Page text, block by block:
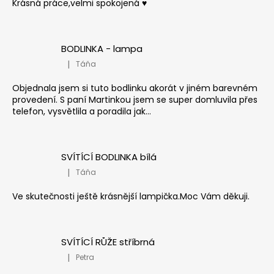
Krásná práce,velmi spokojená ♥️
BODLINKA - lampa
Hodnocení produktu je 5 z 5 hvězdiček.
| Táňa
Objednala jsem si tuto bodlinku akorát v jiném barevném
provedení. S paní Martinkou jsem se super domluvila přes
telefon, vysvětlila a poradila jak...
SVÍTÍCÍ BODLINKA bílá
Hodnocení produktu je 5 z 5 hvězdiček.
| Táňa
Ve skutečnosti ještě krásnější lampička.Moc Vám děkuji.
SVÍTÍCÍ RŮŽE stříbrná
Hodnocení produktu je 5 z 5 hvězdiček.
| Petra